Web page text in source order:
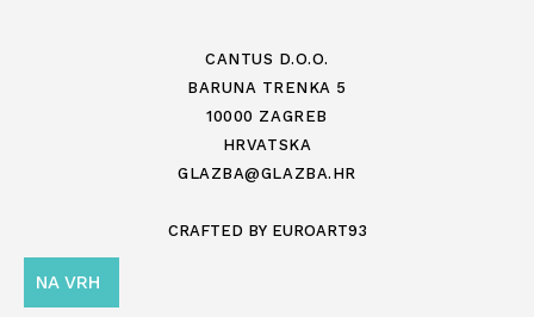
CANTUS D.O.O.
BARUNA TRENKA 5
10000 ZAGREB
HRVATSKA
GLAZBA@GLAZBA.HR
CRAFTED BY EUROART93
NA VRH